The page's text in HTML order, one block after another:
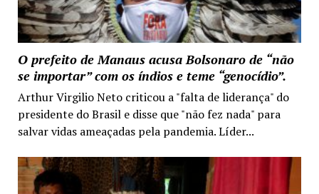
O prefeito de Manaus acusa Bolsonaro de “não
se importar” com os índios e teme “genocídio”.
Arthur Virgilio Neto criticou a "falta de liderança" do
presidente do Brasil e disse que "não fez nada" para
salvar vidas ameaçadas pela pandemia. Líder...